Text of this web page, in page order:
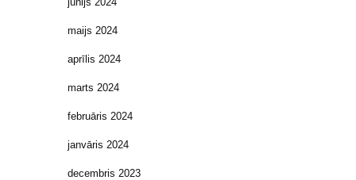
maijs 2024
aprīlis 2024
marts 2024
februāris 2024
janvāris 2024
decembris 2023